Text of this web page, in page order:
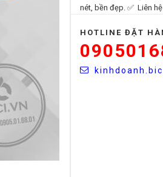
nét, bền đẹp. ✅ Liên
HOTLINE ĐẶT